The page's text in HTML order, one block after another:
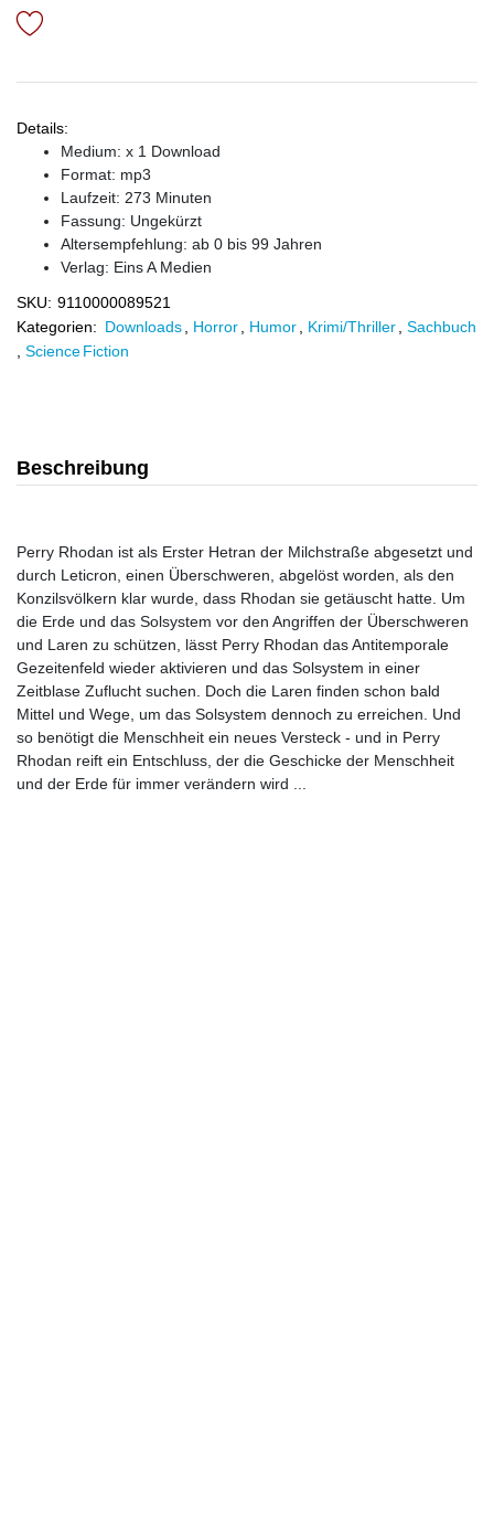
Details:
Medium: x 1 Download
Format: mp3
Laufzeit: 273 Minuten
Fassung: Ungekürzt
Altersempfehlung: ab 0 bis 99 Jahren
Verlag: Eins A Medien
SKU: 9110000089521
Kategorien: Downloads Horror Humor Krimi/Thriller
Sachbuch
Science Fiction
Beschreibung
Perry Rhodan ist als Erster Hetran der Milchstraße abgesetzt und
durch Leticron, einen Überschweren, abgelöst worden, als den
Konzilsvölkern klar wurde, dass Rhodan sie getäuscht hatte. Um
die Erde und das Solsystem vor den Angriffen der Überschweren
und Laren zu schützen, lässt Perry Rhodan das Antitemporale
Gezeitenfeld wieder aktivieren und das Solsystem in einer
Zeitblase Zuflucht suchen. Doch die Laren finden schon bald
Mittel und Wege, um das Solsystem dennoch zu erreichen. Und
so benötigt die Menschheit ein neues Versteck - und in Perry
Rhodan reift ein Entschluss, der die Geschicke der Menschheit
und der Erde für immer verändern wird ...